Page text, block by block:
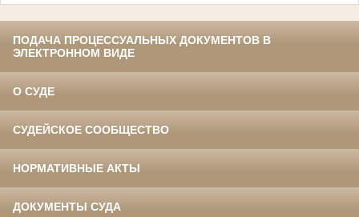
ПОДАЧА ПРОЦЕССУАЛЬНЫХ ДОКУМЕНТОВ В
ЭЛЕКТРОННОМ ВИДЕ
О СУДЕ
СУДЕЙСКОЕ СООБЩЕСТВО
НОРМАТИВНЫЕ АКТЫ
ДОКУМЕНТЫ СУДА